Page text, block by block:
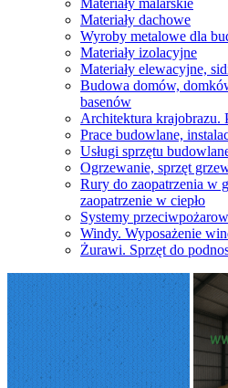
Materiały malarskie
Materiały dachowe
Wyroby metalowe dla
Materiały izolacyjne
Materiały elewacyjne,
Budowa domów,
basenów
Architektura krajobrazu.
Prace budowlane,
Usługi sprzętu
Ogrzewanie, sprzęt
Rury do zaopatrzenia w
zaopatrzenie w ciepło
Systemy
Windy. Wyposażenie
Żurawi. Sprzęt do